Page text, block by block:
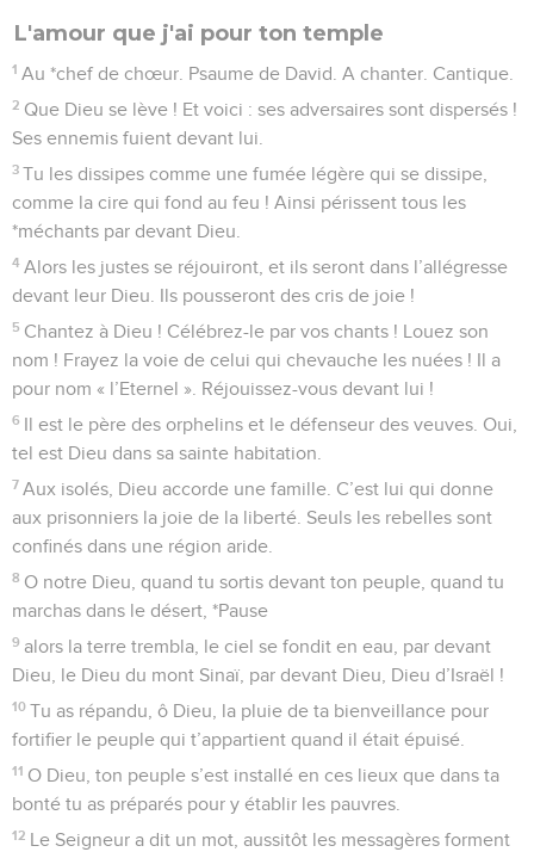
L'amour que j'ai pour ton temple
1 Au *chef de chœur. Psaume de David. A chanter. Cantique.
2 Que Dieu se lève ! Et voici : ses adversaires sont dispersés !
Ses ennemis fuient devant lui.
3 Tu les dissipes comme une fumée légère qui se dissipe,
comme la cire qui fond au feu ! Ainsi périssent tous les
*méchants par devant Dieu.
4 Alors les justes se réjouiront, et ils seront dans l’allégresse
devant leur Dieu. Ils pousseront des cris de joie !
5 Chantez à Dieu ! Célébrez-le par vos chants ! Louez son
nom ! Frayez la voie de celui qui chevauche les nuées ! Il a
pour nom « l’Eternel ». Réjouissez-vous devant lui !
6 Il est le père des orphelins et le défenseur des veuves. Oui,
tel est Dieu dans sa sainte habitation.
7 Aux isolés, Dieu accorde une famille. C’est lui qui donne
aux prisonniers la joie de la liberté. Seuls les rebelles sont
confinés dans une région aride.
8 O notre Dieu, quand tu sortis devant ton peuple, quand tu
marchas dans le désert, *Pause
9 alors la terre trembla, le ciel se fondit en eau, par devant
Dieu, le Dieu du mont Sinaï, par devant Dieu, Dieu d’Israël !
10 Tu as répandu, ô Dieu, la pluie de ta bienveillance pour
fortifier le peuple qui t’appartient quand il était épuisé.
11 O Dieu, ton peuple s’est installé en ces lieux que dans ta
bonté tu as préparés pour y établir les pauvres.
12 Le Seigneur a dit un mot, aussitôt les messagères forment